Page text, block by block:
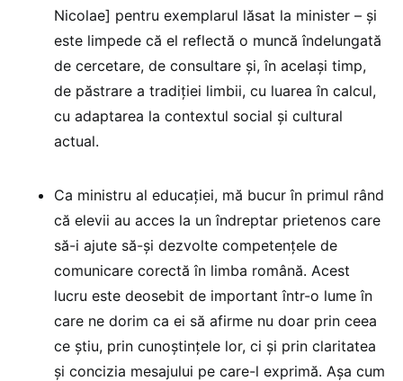
Nicolae] pentru exemplarul lăsat la minister – și
este limpede că el reflectă o muncă îndelungată
de cercetare, de consultare și, în același timp,
de păstrare a tradiției limbii, cu luarea în calcul,
cu adaptarea la contextul social și cultural
actual.
Ca ministru al educației, mă bucur în primul rând
că elevii au acces la un îndreptar prietenos care
să-i ajute să-și dezvolte competențele de
comunicare corectă în limba română. Acest
lucru este deosebit de important într-o lume în
care ne dorim ca ei să afirme nu doar prin ceea
ce știu, prin cunoștințele lor, ci și prin claritatea
și concizia mesajului pe care-l exprimă. Așa cum